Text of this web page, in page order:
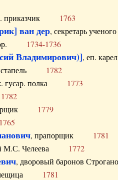
приказчик 1763
ван дер, секретарь
1734-1736
Владимирович)], еп.
1782
гусар. полка 1773
1782
1779
1765
, прапорщик 1781
М.С. Челеева 1772
, дворовый баронов
1781